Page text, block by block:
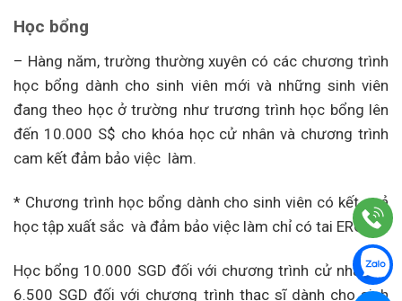
Học bổng
– Hàng năm, trường thường xuyên có các chương trình
học bổng dành cho sinh viên mới và những sinh viên
đang theo học ở trường như trương trình học bổng lên
đến 10.000 S$ cho khóa học cử nhân và chương trình
cam kết đảm bảo việc làm.
* Chương trình học bổng dành cho sinh viên có kết quả
học tập xuất sắc và đảm bảo việc làm chỉ có tai ERC
Học bổng 10.000 SGD đối với chương trình cử nhân và
6.500 SGD đối với chương trình thạc sĩ dành cho sinh